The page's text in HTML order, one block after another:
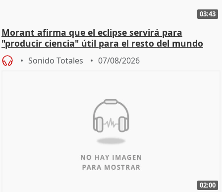
03:43
Morant afirma que el eclipse servirá para
"producir ciencia" útil para el resto del mundo
Sonido Totales 07/08/2026
02:00